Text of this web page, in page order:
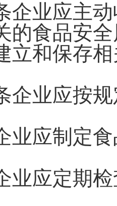
业应主动
的食品安
立和保存
业应按规
应制定食
应定期检